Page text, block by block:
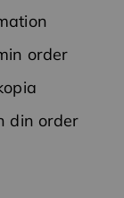
order
din order